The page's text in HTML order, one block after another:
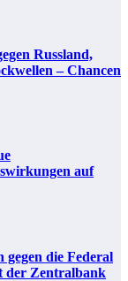
Russland,
– Chancen
auf
die Federal
der Zentralbank